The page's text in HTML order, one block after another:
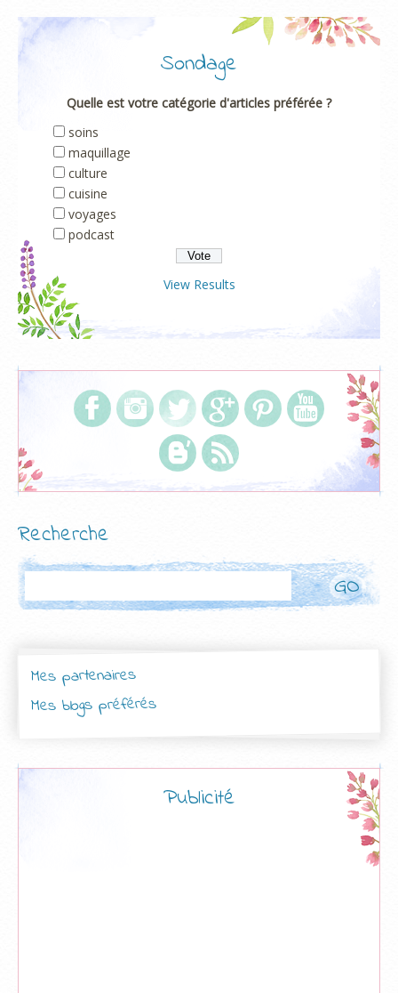
Sondage
Quelle est votre catégorie d'articles préférée ?
soins
maquillage
culture
cuisine
voyages
podcast
View Results
Recherche
Mes partenaires
Mes blogs préférés
Publicité